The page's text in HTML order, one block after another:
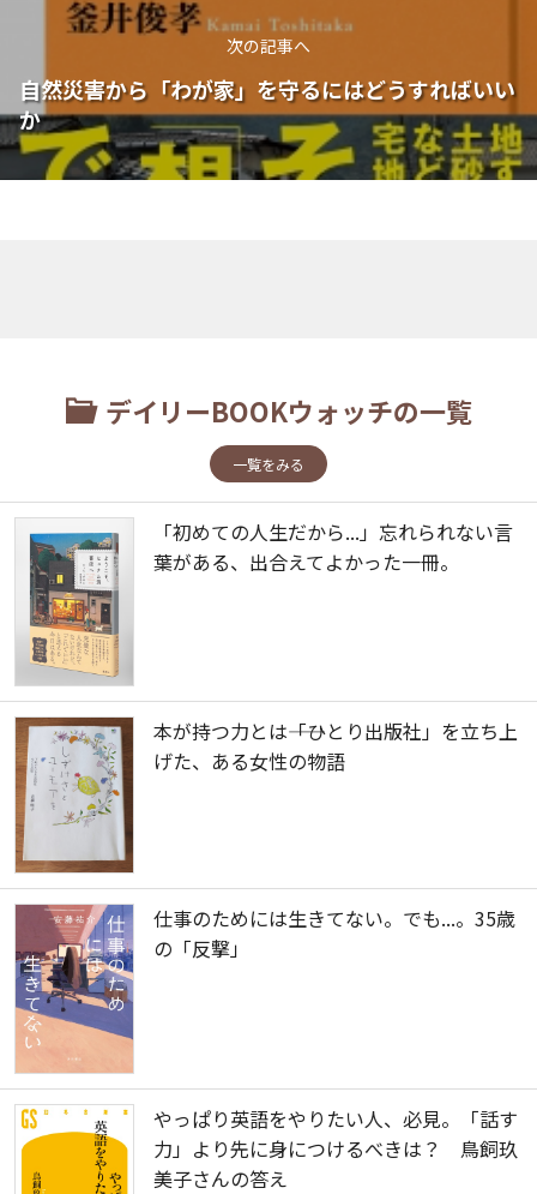
次の記事へ
自然災害から「わが家」を守るにはどうすればいい
か
デイリーBOOKウォッチの一覧
一覧をみる
「初めての人生だから...」忘れられない言
葉がある、出合えてよかった一冊。
本が持つ力とは――「ひとり出版社」を立ち上
げた、ある女性の物語
仕事のためには生きてない。でも...。35歳
の「反撃」
やっぱり英語をやりたい人、必見。「話す
力」より先に身につけるべきは？ 鳥飼玖
美子さんの答え